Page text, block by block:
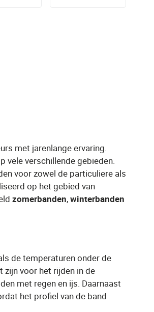
met jarenlange ervaring.
vele verschillende gebieden.
voor zowel de particuliere als
op het gebied van
zomerbanden​, ​winterbanden
de temperaturen onder de
zijn voor het rijden in de
met regen en ijs. Daarnaast
het profiel van de band